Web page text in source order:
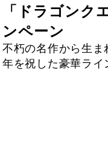
「ドラゴンク
ンペーン
不朽の名作から生
年を祝した豪華ライ